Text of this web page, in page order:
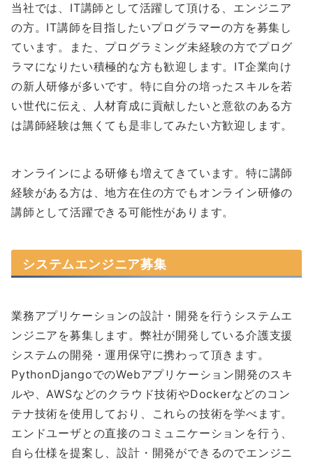
当社では、IT講師として活躍して頂ける、エンジニア
の方。IT講師を目指したいプログラマーの方を募集し
ています。また、プログラミング未経験の方でプログ
ラマになりたい積極的な方も歓迎します。IT企業向け
の新人研修が多いです。特に自分の培ったスキルを若
い世代に伝え、人材育成に貢献したいと意欲のある方
は講師経験は無くても是非してみたい方歓迎します。
オンラインによる研修も増えてきています。特に講師
経験がある方は、地方在住の方でもオンライン研修の
講師として活躍できる可能性があります。
システムエンジニア募集
業務アプリケーションの設計・開発を行うシステムエ
ンジニアを募集します。弊社が開発している介護支援
システムの開発・運用保守に携わって頂きます。
PythonDjangoでのWebアプリケーション開発のスキ
ルや、AWSなどのクラウド技術やDockerなどのコン
テナ技術を使用しており、これらの技術を学べます。
エンドユーザとの直接のコミュニケーションを行う、
自ら仕様を提案し、設計・開発ができるのでエンジニ